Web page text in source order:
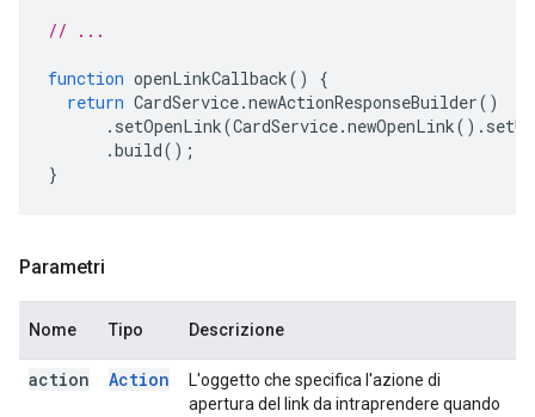
// ...
function openLinkCallback()
{
return CardService.newActionResponseBuilder()
. setOpenLink(CardService.newOpenLink().
.build();
}
Parametri
Nome Tipo Descrizione
action Action
L'oggetto che specifica l'azione di
apertura del link da intraprendere quando